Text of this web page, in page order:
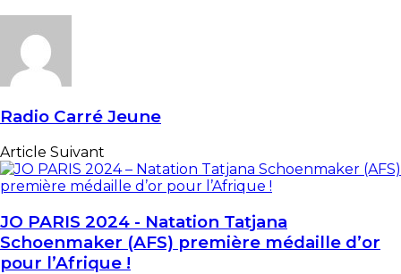
Radio Carré Jeune
Article Suivant
JO PARIS 2024 - Natation Tatjana
Schoenmaker (AFS) première médaille d’or
pour l’Afrique !